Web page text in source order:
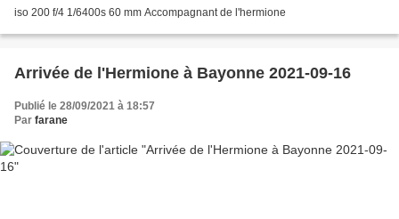
iso 200 f/4 1/6400s 60 mm Accompagnant de l'hermione
Arrivée de l'Hermione à Bayonne 2021-09-16
Publié le 28/09/2021 à 18:57
Par farane